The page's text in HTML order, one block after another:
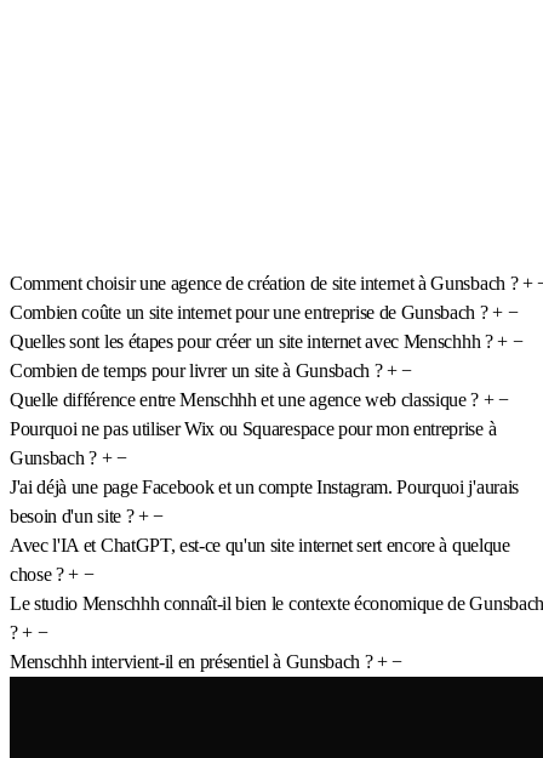
Comment choisir une agence de création de site internet à Gunsbach ? +
Combien coûte un site internet pour une entreprise de Gunsbach ? + −
Quelles sont les étapes pour créer un site internet avec Menschhh ? + −
Combien de temps pour livrer un site à Gunsbach ? + −
Quelle différence entre Menschhh et une agence web classique ? + −
Pourquoi ne pas utiliser Wix ou Squarespace pour mon entreprise à
Gunsbach ? + −
J'ai déjà une page Facebook et un compte Instagram. Pourquoi j'aurais
besoin d'un site ? + −
Avec l'IA et ChatGPT, est-ce qu'un site internet sert encore à quelque
chose ? + −
Le studio Menschhh connaît-il bien le contexte économique de Gunsbach
? + −
Menschhh intervient-il en présentiel à Gunsbach ? + −